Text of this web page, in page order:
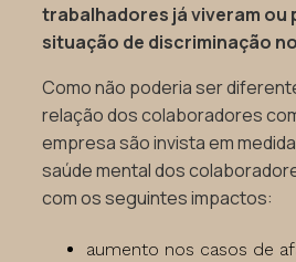
trabalhadores já viveram ou
situação de discriminação
Como não poderia ser
relação dos colaboradores
empresa são invista em
saúde mental dos
com os seguintes impactos:
aumento nos casos de